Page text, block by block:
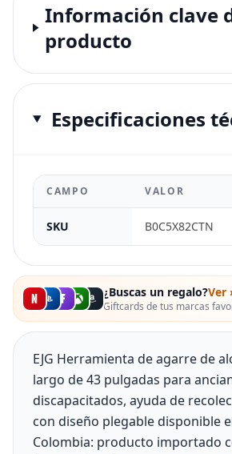
Información clave
producto
Especificaciones
CAMPO VALOR
SKU B0C5X82CTN
¿Buscas un regalo?Ver
Giftcards de tus marcas
EJG Herramienta de agarre de
largo de 43 pulgadas para
discapacitados, ayuda de
con diseño plegable disponible
Colombia: producto importado